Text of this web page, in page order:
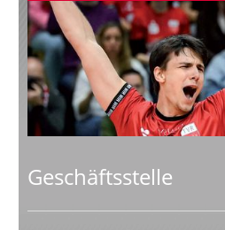
Geschäftsstelle